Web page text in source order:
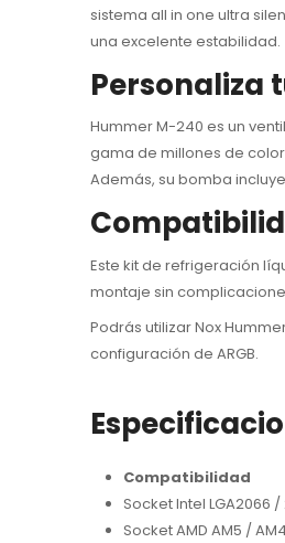
sistema all in one ultra
una excelente estabilidad.
Personaliza
Hummer M-240 es un
gama de millones de
Además, su bomba
Este kit de refrigeración
montaje sin
Podrás utilizar Nox
configuración de ARGB.
Compatibilidad
Socket Intel LGA2066 /
Socket AMD AM5 /